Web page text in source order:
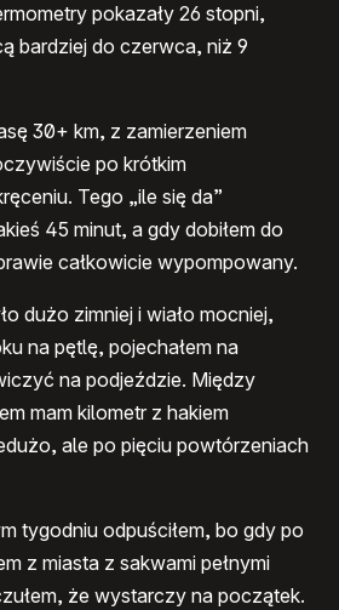
pokazały 26 stopni,
bardziej do czerwca, niż 9
30+ km, z zamierzeniem
po krótkim
Tego „ile się da”
45 minut, a gdy dobiłem do
całkowicie wypompowany.
dużo zimniej i wiało mocniej,
na pętlę, pojechałem na
na podjeździe. Między
mam kilometr z hakiem
ale po pięciu powtórzeniach
tygodniu odpuściłem, bo gdy po
z miasta z sakwami pełnymi
że wystarczy na początek.